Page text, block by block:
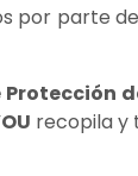
por parte de
recopila y